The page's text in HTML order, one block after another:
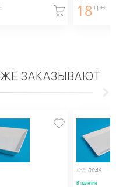
18 грн.
ЗАКАЗЫВАЮТ
Код: 0045
В наличии